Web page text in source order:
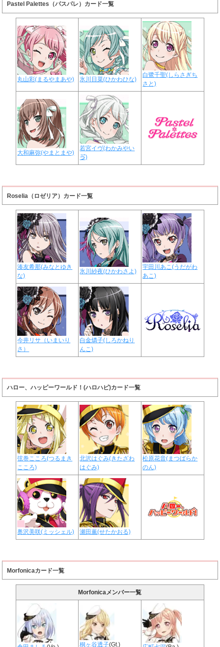
Pastel Palettes（パスパレ）カード一覧
丸山彩(まるやまあや) 氷川日菜(ひかわひな)
白鷺千聖(しらさぎち
さと)
大和麻弥(やまとまや)
若宮イヴ(わかみやい
ゔ)
Roselia（ロゼリア）カード一覧
湊友希那(みなとゆき
な)
氷川紗夜(ひかわさよ)
宇田川あこ(うだがわ
あこ)
今井リサ（いまいり
さ）
白金燐子(しろかねり
んこ)
ハロー、ハッピーワールド！(ハロハピ)カード一覧
弦巻こころ(つるまき
こころ)
北沢はぐみ(きたざわ
はぐみ)
松原花音(まつばらか
のん)
奥沢美咲(ミッシェル) 瀬田薫(せたかおる)
Morfonicaカード一覧
Morfonicaメンバー一覧
桐ヶ谷透子(Gt.)